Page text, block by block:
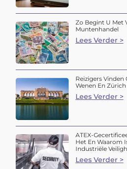
Zo Begint U Met
Muntenhandel
Lees Verder >
Reizigers Vinden
Wenen En
Lees Verder >
ATEX-
Het En Waarom
Industriële
Lees Verder >